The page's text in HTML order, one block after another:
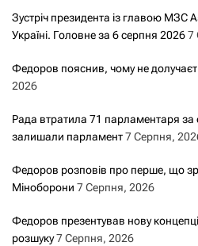
Зустріч президента із главою МЗС
Україні. Головне за 6 серпня 20267
Федоров пояснив, чому не
2026
Рада втратила 71 парламентаря за
залишали парламент7 Серпня,
Федоров розповів про перше, що
Міноборони 7 Серпня, 2026
Федоров презентував нову
розшуку7 Серпня, 2026